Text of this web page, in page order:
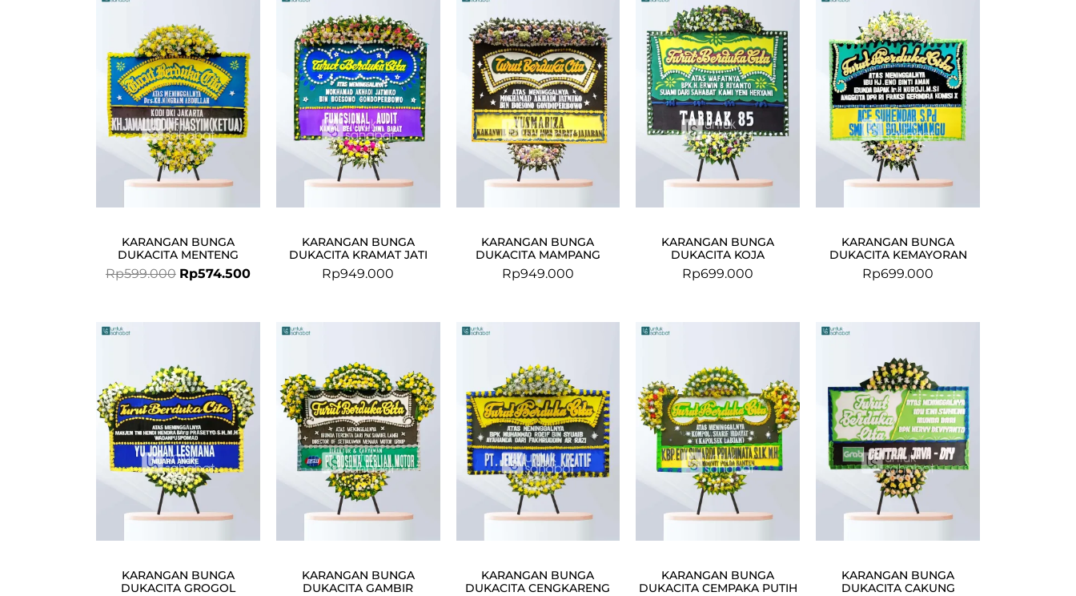
KARANGAN BUNGA
DUKACITA MENTENG
Rp599.000
was:
Rp599.000.
Rp574.500
Rp574.500.
KARANGAN BUNGA
DUKACITA KRAMAT JATI
Rp949.000
KARANGAN BUNGA
DUKACITA MAMPANG
Rp949.000
KARANGAN BUNGA
DUKACITA KOJA
Rp699.000
KARANGAN BUNGA
DUKACITA KEMAYORAN
Rp699.000
KARANGAN BUNGA
DUKACITA GROGOL
KARANGAN BUNGA
DUKACITA GAMBIR
KARANGAN BUNGA
DUKACITA CENGKARENG
KARANGAN BUNGA
DUKACITA CEMPAKA PUTIH
KARANGAN BUNGA
DUKACITA CAKUNG
was:
Rp599.000.